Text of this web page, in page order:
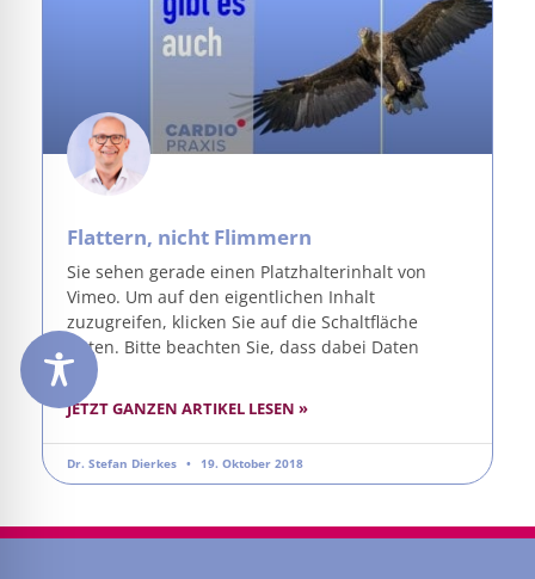
Flattern, nicht Flimmern
Sie sehen gerade einen Platzhalterinhalt von
Vimeo. Um auf den eigentlichen Inhalt
zuzugreifen, klicken Sie auf die Schaltfläche
unten. Bitte beachten Sie, dass dabei Daten
JETZT GANZEN ARTIKEL LESEN »
Dr. Stefan Dierkes 19. Oktober 2018